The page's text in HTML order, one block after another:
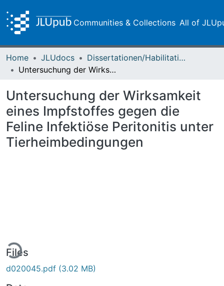
Communities & Collections All of
Home JLUdocs
Dissertationen/Habilitationen
Untersuchung der Wirksamkeit eines Impfstoffes gegen die Feline Infektiöse Peritonitis unter Tierheimbedingungen
Untersuchung der Wirksamkeit
eines Impfstoffes gegen die
Feline Infektiöse Peritonitis unter
Tierheimbedingungen
Files
d020045.pdf (3.02 MB)